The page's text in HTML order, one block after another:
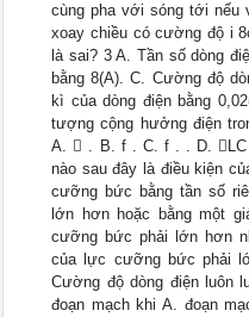
cùng pha với sóng tới nếu
xoay chiều có cường độ i
là sai? 3 A. Tần số dòng
bằng 8(A). C. Cường độ
kì của dòng điện bằng
tượng cộng hưởng điện
A.  . B. f . C. f . . D. LC
nào sau đây là điều kiện
cưỡng bức bằng tần số
lớn hơn hoặc bằng một
cưỡng bức phải lớn hơn
của lực cưỡng bức phải
Cường độ dòng điện luôn
đoạn mạch khi A. đoạn